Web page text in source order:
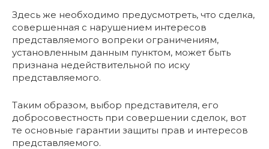
Здесь же необходимо предусмотреть, что сделка,
совершенная с нарушением интересов
представляемого вопреки ограничениям,
установленным данным пунктом, может быть
признана недействительной по иску
представляемого.
Таким образом, выбор представителя, его
добросовестность при совершении сделок, вот
те основные гарантии защиты прав и интересов
представляемого.